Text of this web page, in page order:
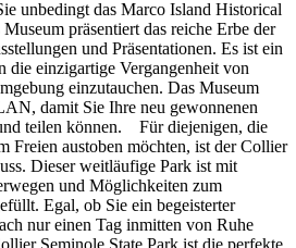
unbedingt das Marco Island Historical
präsentiert das reiche Erbe der
und Präsentationen. Es ist ein
die einzigartige Vergangenheit von
einzutauchen. Das Museum
damit Sie Ihre neu gewonnenen
teilen können. Für diejenigen, die
Freien austoben möchten, ist der Collier
Dieser weitläufige Park ist mit
und Möglichkeiten zum
Egal, ob Sie ein begeisterter
nur einen Tag inmitten von Ruhe